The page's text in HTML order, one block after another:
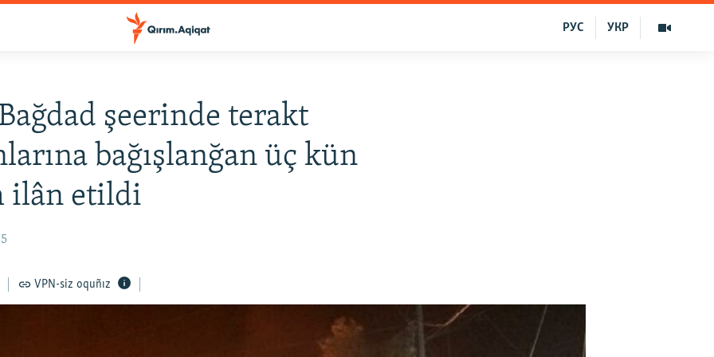
УКР
РУС
şeerinde terakt
bağışlanğan üç kün
ilân etildi
VPN-siz oquñız